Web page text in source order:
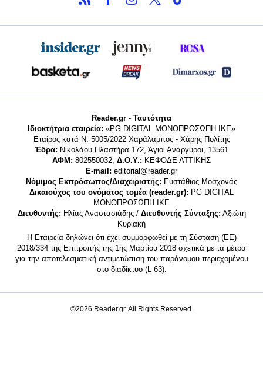
Reader.gr - Ταυτότητα
Ιδιοκτήτρια εταιρεία: «PG DIGITAL MONΟΠΡΟΣΩΠΗ ΙΚΕ»
Εταίρος κατά Ν. 5005/2022 Χαράλαμπος - Χάρης Πολίτης
Έδρα: Νικολάου Πλαστήρα 172, Άγιοι Ανάργυροι, 13561
ΑΦΜ: 802550032, Δ.Ο.Υ.: ΚΕΦΟΔΕ ΑΤΤΙΚΗΣ
E-mail: editorial@reader.gr
Νόμιμος Εκπρόσωπος/Διαχειριστής: Ευστάθιος Μοσχονάς
Δικαιούχος του ονόματος τομέα (reader.gr): PG DIGITAL
MONΟΠΡΟΣΩΠΗ ΙΚΕ
Διευθυντής: Ηλίας Αναστασιάδης / Διευθυντής Σύνταξης: Αξιώτη
Κυριακή
Η Εταιρεία δηλώνει ότι έχει συμμορφωθεί με τη Σύσταση (ΕΕ)
2018/334 της Επιτροπής της 1ης Μαρτίου 2018 σχετικά με τα μέτρα
για την αποτελεσματική αντιμετώπιση του παράνομου περιεχομένου
στο διαδίκτυο (L 63).
©2026 Reader.gr. All Rights Reserved.